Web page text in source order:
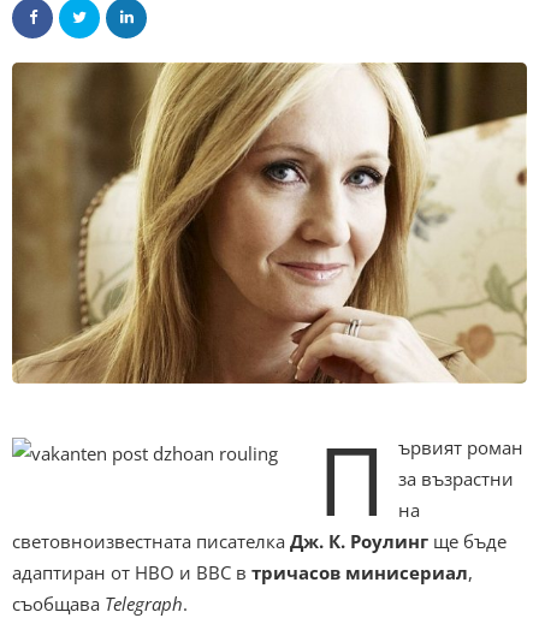
П
ървият роман
за възрастни
на
световноизвестната писателка Дж. К. Роулинг ще бъде
адаптиран от HBO и BBC в тричасов минисериал,
съобщава Telegraph.